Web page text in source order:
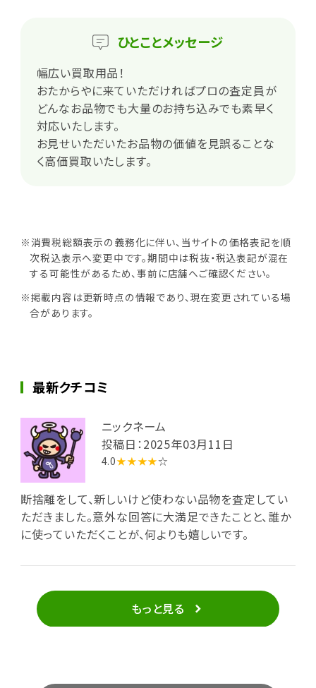
ひとことメッセージ
幅広い買取用品！
おたからやに来ていただければプロの査定員が
どんなお品物でも大量のお持ち込みでも素早く
対応いたします。
お見せいただいたお品物の価値を見誤ることな
く高価買取いたします。
※消費税総額表示の義務化に伴い、当サイトの価格表記を順
次税込表示へ変更中です。期間中は税抜・税込表記が混在
する可能性があるため、事前に店舗へご確認ください。
※掲載内容は更新時点の情報であり、現在変更されている場
合があります。
最新クチコミ
ニックネーム
投稿日：2025年03月11日
4.0★★★★☆
断捨離をして、新しいけど使わない品物を査定してい
ただきました。意外な回答に大満足できたことと、誰か
に使っていただくことが、何よりも嬉しいです。
もっと見る